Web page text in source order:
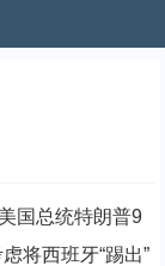
国总统特朗普9
将西班牙“踢出”